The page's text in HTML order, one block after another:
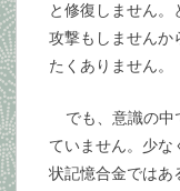
と修復しません。
攻撃もしませんか
たくありません。
でも、意識の中
ていません。少な
状記憶合金ではあ